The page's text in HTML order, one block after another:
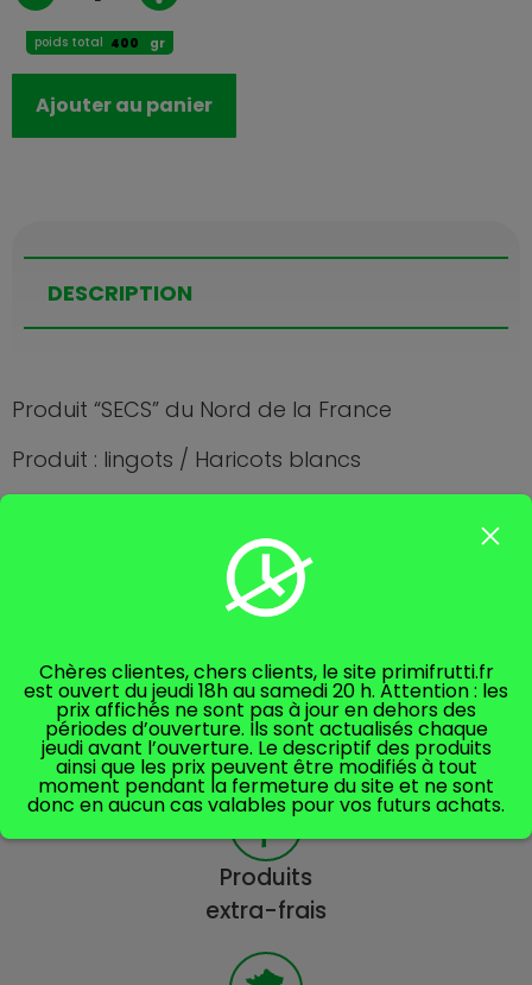
poids total gr
Ajouter au panier
DESCRIPTION
‍Produit “SECS” du Nord de la France
Produit : lingots / Haricots blancs
Vendu par 400g => 2.76€
Produits
extra-frais
Chères clientes, chers clients, le site primifrutti.fr
est ouvert du jeudi 18h au samedi 20 h. Attention : les
prix affichés ne sont pas à jour en dehors des
périodes d’ouverture. Ils sont actualisés chaque
jeudi avant l’ouverture. Le descriptif des produits
ainsi que les prix peuvent être modifiés à tout
moment pendant la fermeture du site et ne sont
donc en aucun cas valables pour vos futurs achats.